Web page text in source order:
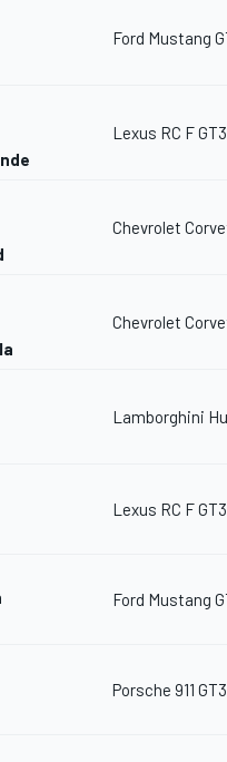
Ford Mustang
Lexus RC F GT3
Chevrolet
Chevrolet
Lamborghini
Lexus RC F GT3
Ford Mustang
Porsche 911